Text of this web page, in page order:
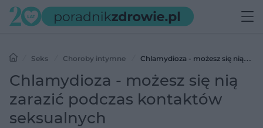
Seks Choroby intymne
Chlamydioza - możesz się nią
zarazić podczas kontaktów seksualnych
Chlamydioza - możesz się nią
zarazić podczas kontaktów
seksualnych